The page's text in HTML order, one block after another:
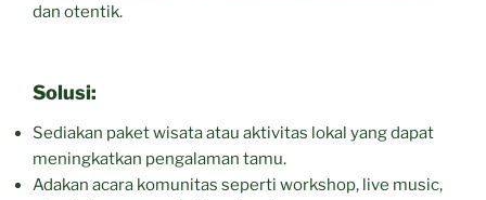
dan otentik.
Solusi:
Sediakan paket wisata atau aktivitas lokal yang dapat
meningkatkan pengalaman tamu.
Adakan acara komunitas seperti workshop, live music,